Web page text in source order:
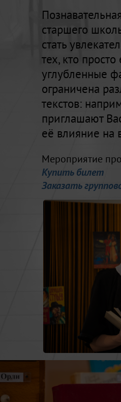
старшего
стать
тех, кто
углубленные
ограничена
текстов:
приглашают
её влияние на
Мероприятие
Купить билет
Заказать